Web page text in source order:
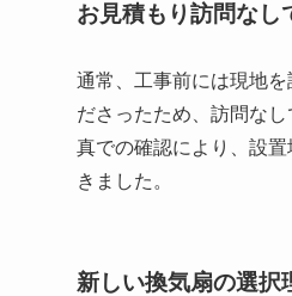
お見積もり訪問なし
通常、工事前には現地
ださったため、訪問な
真での確認により、設
きました。
新しい換気扇の選択